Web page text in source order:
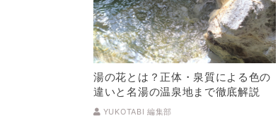
湯の花とは？正体・泉質による色の
違いと名湯の温泉地まで徹底解説
YUKOTABI 編集部